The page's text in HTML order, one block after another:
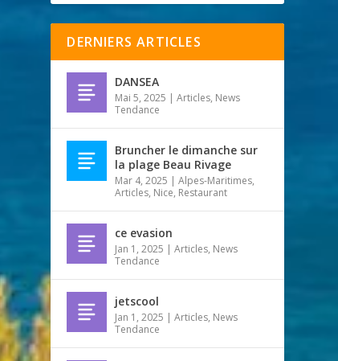
DERNIERS ARTICLES
DANSEA
Mai 5, 2025 |Articles, News
Tendance
Bruncher le dimanche sur
la plage Beau Rivage
Mar 4, 2025 |Alpes-Maritimes,
Articles, Nice, Restaurant
ce evasion
Jan 1, 2025 |Articles, News
Tendance
jetscool
Jan 1, 2025 |Articles, News
Tendance